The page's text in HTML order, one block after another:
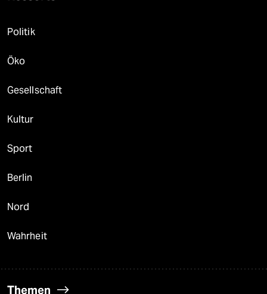
Politik
Öko
Gesellschaft
Kultur
Sport
Berlin
Nord
Wahrheit
Themen